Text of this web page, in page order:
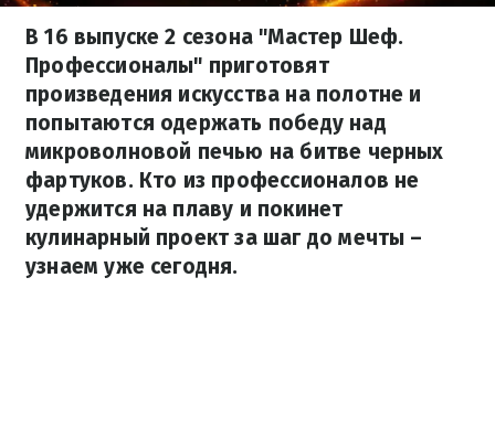
В 16 выпуске 2 сезона "Мастер Шеф.
Профессионалы" приготовят
произведения искусства на полотне и
попытаются одержать победу над
микроволновой печью на битве черных
фартуков. Кто из профессионалов не
удержится на плаву и покинет
кулинарный проект за шаг до мечты –
узнаем уже сегодня.